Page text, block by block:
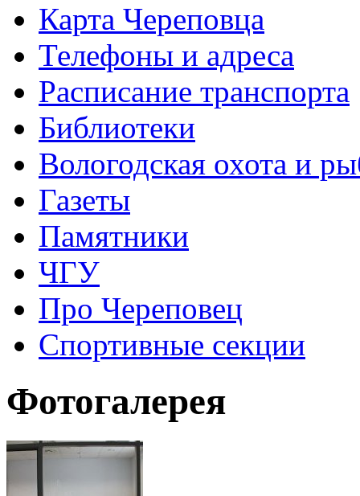
Карта Череповца
Телефоны и адреса
Расписание транспорта
Библиотеки
Вологодская охота и
Газеты
Памятники
ЧГУ
Про Череповец
Спортивные секции
Фотогалерея